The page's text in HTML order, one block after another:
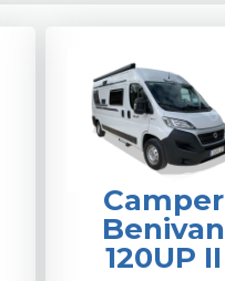
Camper
Benivan
120UP II